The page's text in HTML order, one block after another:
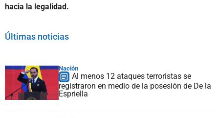
hacia la legalidad.
Últimas noticias
Nación
Al menos 12 ataques terroristas se
registraron en medio de la posesión de De la
Espriella